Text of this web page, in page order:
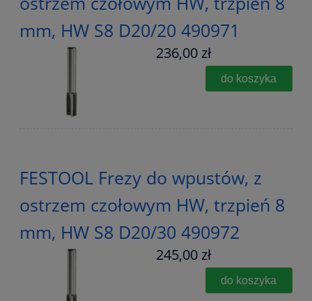
mm, HW S8 D20/20 490971
236,00 zł
do koszyka
FESTOOL Frezy do wpustów, z
ostrzem czołowym HW, trzpień 8
mm, HW S8 D20/30 490972
245,00 zł
do koszyka